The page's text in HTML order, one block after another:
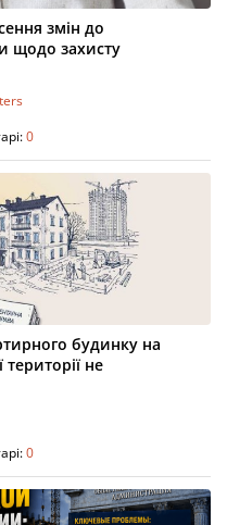
змін до
щодо захисту
0
будинку на
не
0